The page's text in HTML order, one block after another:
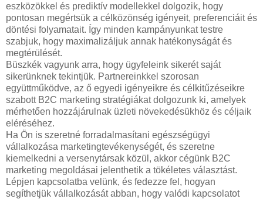
eszközökkel és prediktív modellekkel dolgozik, hogy
pontosan megértsük a célközönség igényeit, preferenciáit és
döntési folyamatait. Így minden kampányunkat testre
szabjuk, hogy maximalizáljuk annak hatékonyságát és
megtérülését.
Büszkék vagyunk arra, hogy ügyfeleink sikerét saját
sikerünknek tekintjük. Partnereinkkel szorosan
együttműködve, az ő egyedi igényeikre és célkitűzéseikre
szabott B2C marketing stratégiákat dolgozunk ki, amelyek
mérhetően hozzájárulnak üzleti növekedésükhöz és céljaik
eléréséhez.
Ha Ön is szeretné forradalmasítani egészségügyi
vállalkozása marketingtevékenységét, és szeretne
kiemelkedni a versenytársak közül, akkor cégünk B2C
marketing megoldásai jelenthetik a tökéletes választást.
Lépjen kapcsolatba velünk, és fedezze fel, hogyan
segíthetjük vállalkozását abban, hogy valódi kapcsolatot